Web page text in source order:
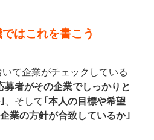
はこれを書こう
て企業がチェックしている
募者がその企業でしっかりと
、そして ｢本人の目標や希望
業の方針が合致しているか｣